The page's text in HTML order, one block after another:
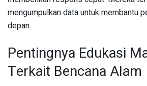
mengumpulkan data untuk membantu
depan.
Pentingnya Edukasi
Terkait Bencana Alam